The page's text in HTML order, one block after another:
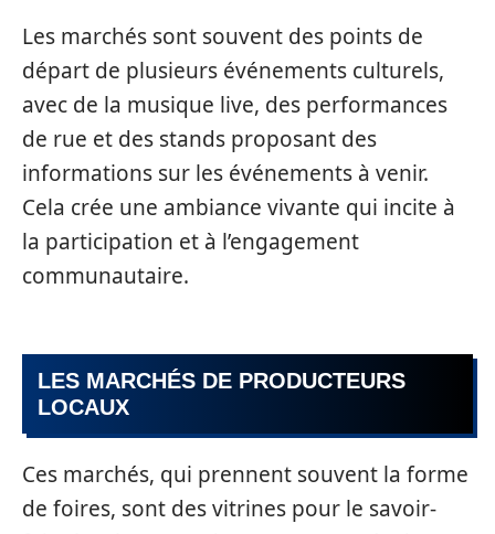
Les marchés sont souvent des points de
départ de plusieurs événements culturels,
avec de la musique live, des performances
de rue et des stands proposant des
informations sur les événements à venir.
Cela crée une ambiance vivante qui incite à
la participation et à l’engagement
communautaire.
LES MARCHÉS DE PRODUCTEURS
LOCAUX
Ces marchés, qui prennent souvent la forme
de foires, sont des vitrines pour le savoir-